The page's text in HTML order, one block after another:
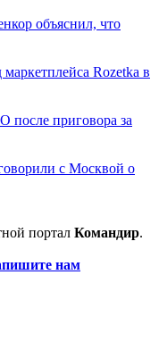
объяснил, что
Rozetka в
после приговора за
с Москвой о
портал Командир.
нам